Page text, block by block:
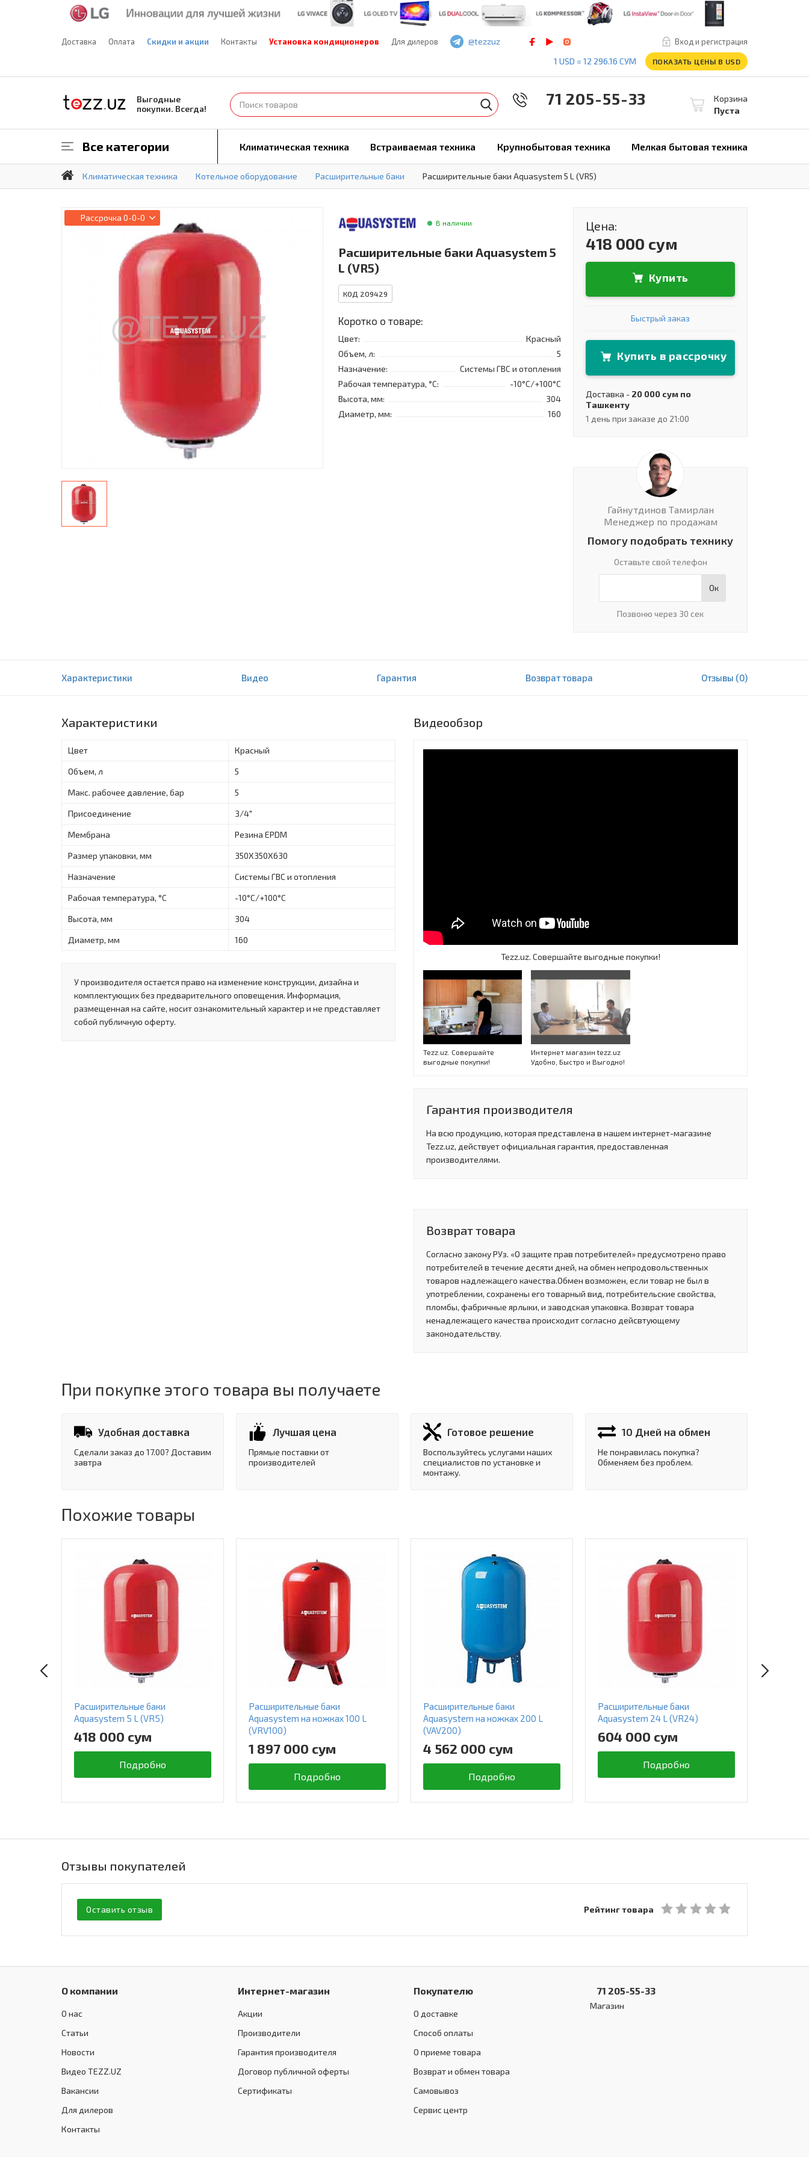
Доставка Оплата Скидки и акции Контакты Установка кондиционеров Для дилеров Вход и регистрация
@tezzuz
1 USD = 12 296.16 СУМ
ПОКАЗАТЬ ЦЕНЫ В USD
Выгодные
покупки. Всегда!
Корзина
Пуста
71 205-55-33
Все категории Климатическая техника Встраиваемая техника Крупнобытовая техника Мелкая бытовая техника
Климатическая техника Котельное оборудование Расширительные баки Расширительные баки Aquasystem 5 L (VR5)
Рассрочка 0-0-0
В наличии
Расширительные баки Aquasystem 5
L (VR5)
КОД 209429
Коротко о товаре:
Цвет:
Красный
Объем, л:
5
Назначение:
Системы ГВС и отопления
Рабочая температура, °C:
-10°C/+100°C
Высота, мм:
304
Диаметр, мм:
160
Цена:
418 000 сум
Купить
Быстрый заказ
Купить в рассрочку
Доставка - 20 000 сум по
Ташкенту
1 день при заказе до 21:00
Гайнутдинов Тамирлан
Менеджер по продажам
Помогу подобрать технику
Оставьте свой телефон
Ок
Позвоню через 30 сек
418 000 сум В корзину
Характеристики Видео Гарантия Возврат товара Отзывы (0)
Характеристики
Цвет Красный
Объем, л 5
Макс. рабочее давление, бар 5
Присоединение 3/4"
Мембрана Резина EPDM
Размер упаковки, мм 350X350X630
Назначение Системы ГВС и отопления
Рабочая температура, °C -10°C/+100°C
Высота, мм 304
Диаметр, мм 160
У производителя остается право на изменение конструкции, дизайна и
комплектующих без предварительного оповещения. Информация,
размещенная на сайте, носит ознакомительный характер и не представляет
собой публичную оферту.
Видеообзор
Tezz.uz. Совершайте выгодные покупки!
Tezz.uz. Совершайте
выгодные покупки!
Интернет магазин tezz.uz
Удобно, Быстро и Выгодно!
Гарантия производителя
На всю продукцию, которая представлена в нашем интернет-магазине
Tezz.uz, действует официальная гарантия, предоставленная
производителями.
Возврат товара
Согласно закону РУз. «О защите прав потребителей» предусмотрено право
потребителей в течение десяти дней, на обмен непродовольственных
товаров надлежащего качества.Обмен возможен, если товар не был в
употреблении, сохранены его товарный вид, потребительские свойства,
пломбы, фабричные ярлыки, и заводская упаковка. Возврат товара
ненадлежащего качества происходит согласно дейсвтующему
законодательству.
При покупке этого товара вы получаете
Удобная доставка
Сделали заказ до 17.00? Доставим
завтра
Лучшая цена
Прямые поставки от
производителей
Готовое решение
Воспользуйтесь услугами наших
специалистов по установке и
монтажу.
10 Дней на обмен
Не понравилась покупка?
Обменяем без проблем.
Похожие товары
Расширительные баки
Aquasystem 5 L (VR5)
418 000 сум
Подробно
Расширительные баки
Aquasystem на ножках 100 L
(VRV100)
1 897 000 сум
Подробно
Расширительные баки
Aquasystem на ножках 200 L
(VAV200)
4 562 000 сум
Подробно
Расширительные баки
Aquasystem 24 L (VR24)
604 000 сум
Подробно
Отзывы покупателей
Оставить отзыв Рейтинг товара
О компании
О нас
Статьи
Новости
Видео TEZZ.UZ
Вакансии
Для дилеров
Контакты
Интернет-магазин
Акции
Производители
Гарантия производителя
Договор публичной оферты
Сертификаты
Покупателю
О доставке
Способ оплаты
О приеме товара
Возврат и обмен товара
Самовывоз
Сервис центр
71 205-55-33
Магазин